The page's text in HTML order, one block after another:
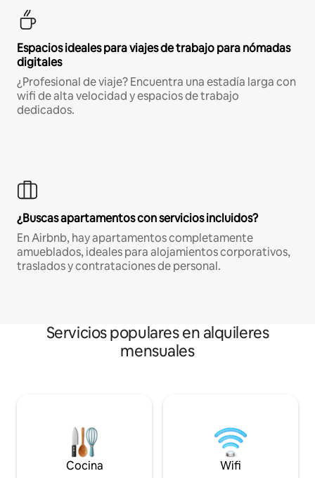
Espacios ideales para viajes de trabajo para nómadas
digitales
¿Profesional de viaje? Encuentra una estadía larga con
wifi de alta velocidad y espacios de trabajo
dedicados.
¿Buscas apartamentos con servicios incluidos?
En Airbnb, hay apartamentos completamente
amueblados, ideales para alojamientos corporativos,
traslados y contrataciones de personal.
Servicios populares en alquileres
mensuales
Cocina Wifi